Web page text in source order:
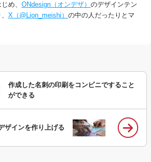
め、 ONdesign（オンデザ） のデザインテン
X（@Lion_meishi） の中の人だったりとマ
作成した名刺の印刷をコンビニですること
ができる
ザインを作り上げる